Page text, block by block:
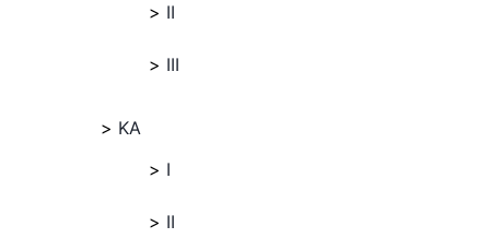
II
III
KA
I
II